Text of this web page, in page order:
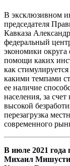
В эксклюзивном
председателя
Кавказа
федеральный
экономики
помощи каких
как
какими темпами
ее наличие
населения, за
высокой
перезагрузка
современного
В июле 2021 года
Михаил